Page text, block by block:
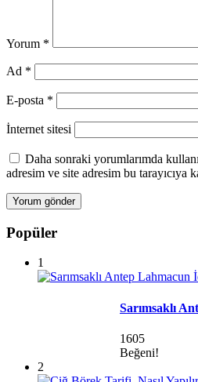
Yorum *
Ad *
E-posta *
İnternet sitesi
Daha sonraki yorumlarımda
adresim ve site adresim bu tarayıcıya
Popüler
1
Sarımsaklı
1605
Beğeni!
2